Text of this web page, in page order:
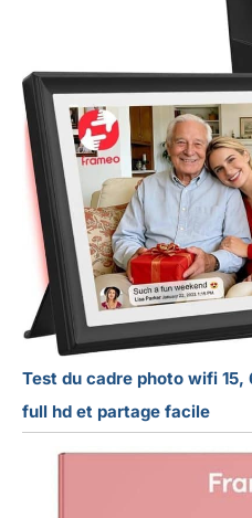
Test du cadre photo wifi
full hd et partage facile